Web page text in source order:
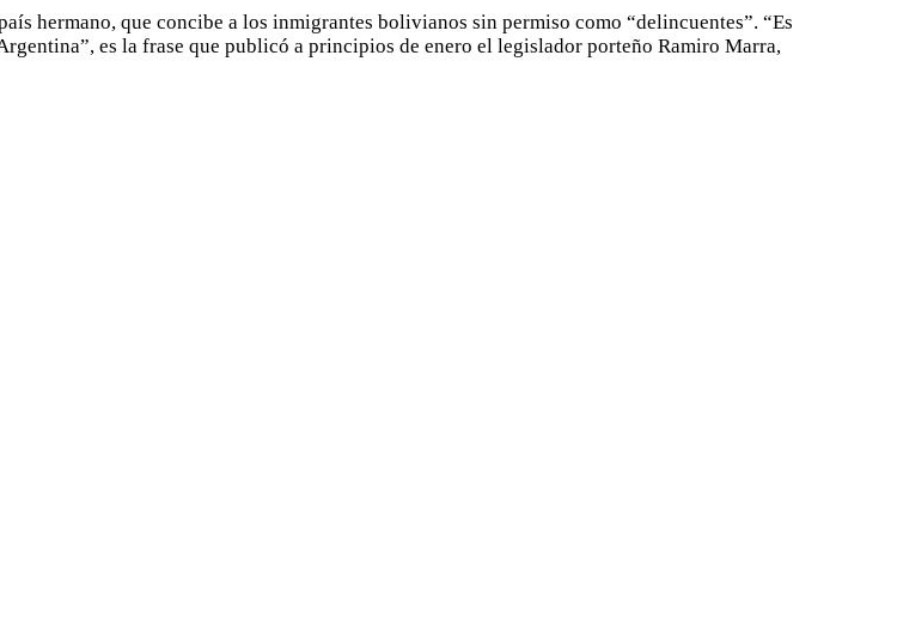
hermano, que concibe a los inmigrantes bolivianos sin permiso como “delincuentes”. “Es
es la frase que publicó a principios de enero el legislador porteño Ramiro Marra,